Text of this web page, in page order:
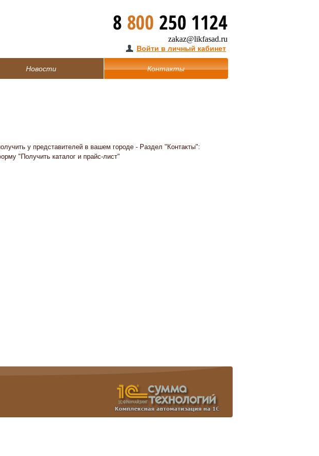
zakaz@likfasad.ru
Войти в личный кабинет
Новости Контакты
у представителей в вашем городе - Раздел "Контакты":
"Получить каталог и прайс-лист"